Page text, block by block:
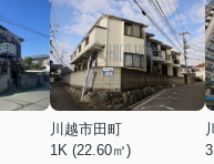
川越市田町
1K (22.60㎡)